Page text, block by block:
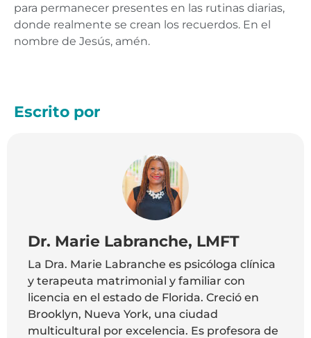
para permanecer presentes en las rutinas diarias,
donde realmente se crean los recuerdos. En el
nombre de Jesús, amén.
Escrito por
Dr. Marie Labranche, LMFT
La Dra. Marie Labranche es psicóloga clínica
y terapeuta matrimonial y familiar con
licencia en el estado de Florida. Creció en
Brooklyn, Nueva York, una ciudad
multicultural por excelencia. Es profesora de